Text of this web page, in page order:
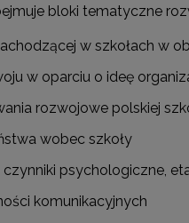
bloki tematyczne
w szkołach w
w oparciu o ideę
rozwojowe polskiej
wobec szkoły
psychologiczne,
komunikacyjnych